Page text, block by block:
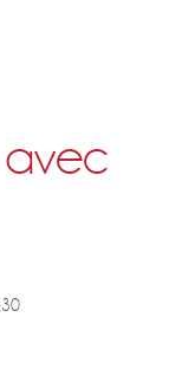
avec